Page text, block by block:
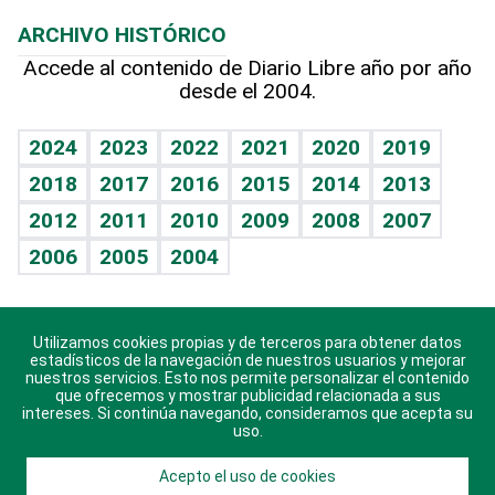
Hablando con el pediatra
Vida y familia
Eñe
Celebrando la vida
Sin complejos
En pocas palabras
Escuchando al corazón
Economía Personal
Línea de hit
TBT Deportivo
Más firmas
Hecho en casa
Guía del dinero
Cumpleaños
Horóscopos
Crucigramas
ARCHIVO HISTÓRICO
Accede al contenido de Diario Libre año por año
desde el 2004.
2024 2023 2022 2021 2020
2019
2018
2017 2016 2015 2014
2013
2012
2011 2010 2009 2008
2007
2006
2005 2004
Descarga nuestras aplicaciones para Android, iOS y
sistema Huawei.
Utilizamos cookies propias y de terceros para obtener datos
estadísticos de la navegación de nuestros usuarios y mejorar
nuestros servicios. Esto nos permite personalizar el contenido
que ofrecemos y mostrar publicidad relacionada a sus
intereses. Si continúa navegando, consideramos que acepta su
uso.
Acepto el uso de cookies